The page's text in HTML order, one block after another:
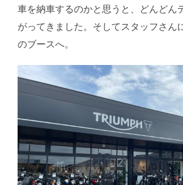
車を納車するのかと思うと、どんどん
がってきました。そしてスタッフさん
のブースへ。